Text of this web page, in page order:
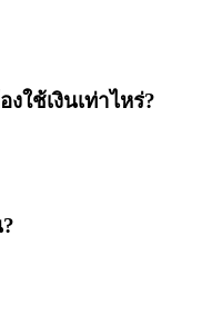
ใช้เงินเท่าไหร่?